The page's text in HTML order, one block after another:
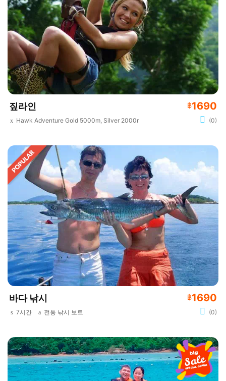
짚라인 ฿1690
Hawk Adventure Gold 5000m, Silver 2000m (0)
바다 낚시 ฿1690
7시간 전통 낚시 보트 (0)